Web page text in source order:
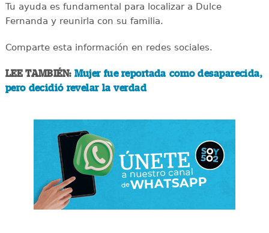
Tu ayuda es fundamental para localizar a Dulce
Fernanda y reunirla con su familia.
Comparte esta información en redes sociales.
LEE TAMBIÉN: Mujer fue reportada como desaparecida,
pero decidió revelar la verdad